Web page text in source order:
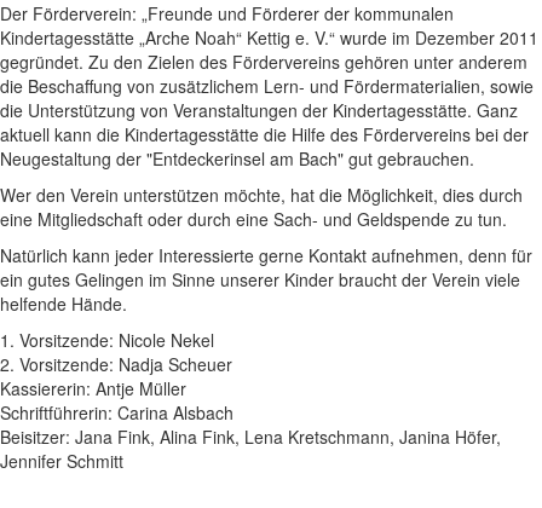
Der Förderverein: „Freunde und Förderer der kommunalen
Kindertagesstätte „Arche Noah“ Kettig e. V.“ wurde im Dezember 2011
gegründet. Zu den Zielen des Fördervereins gehören unter anderem
die Beschaffung von zusätzlichem Lern- und Fördermaterialien, sowie
die Unterstützung von Veranstaltungen der Kindertagesstätte. Ganz
aktuell kann die Kindertagesstätte die Hilfe des Fördervereins bei der
Neugestaltung der "Entdeckerinsel am Bach" gut gebrauchen.
Wer den Verein unterstützen möchte, hat die Möglichkeit, dies durch
eine Mitgliedschaft oder durch eine Sach- und Geldspende zu tun.
Natürlich kann jeder Interessierte gerne Kontakt aufnehmen, denn für
ein gutes Gelingen im Sinne unserer Kinder braucht der Verein viele
helfende Hände.
1. Vorsitzende: Nicole Nekel
2. Vorsitzende: Nadja Scheuer
Kassiererin: Antje Müller
Schriftführerin: Carina Alsbach
Beisitzer: Jana Fink, Alina Fink, Lena Kretschmann, Janina Höfer,
Jennifer Schmitt